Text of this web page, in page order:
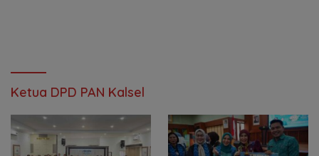
Ketua DPD PAN Kalsel